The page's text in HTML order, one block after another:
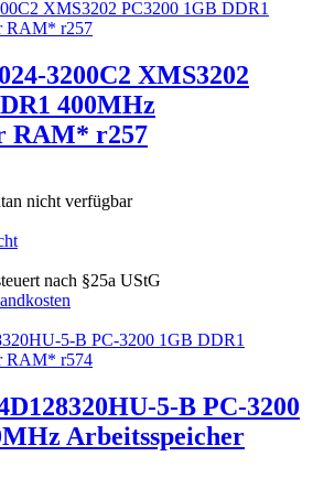
3200C2 XMS3202
400MHz
RAM* r257
nicht verfügbar
nach §25a UStG
5-B PC-3200
Arbeitsspeicher